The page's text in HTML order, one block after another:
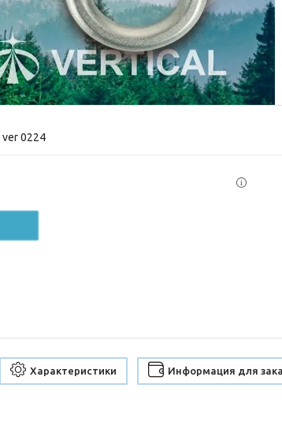
ver 0224
Характеристики Информация для